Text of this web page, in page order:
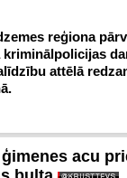
reģiona
kriminālpolicijas
attēlā
acu